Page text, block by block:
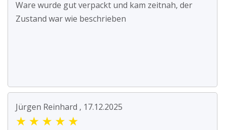
Ware wurde gut verpackt und kam zeitnah, der
Zustand war wie beschrieben
Jürgen Reinhard , 17.12.2025
★ ★ ★ ★ ★